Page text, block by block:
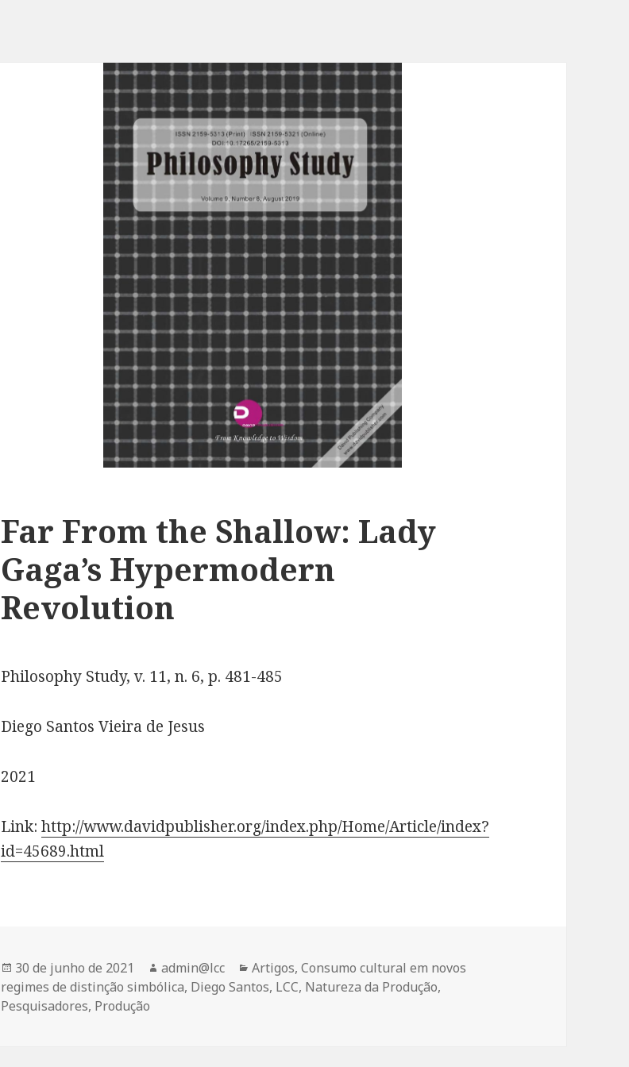
Far From the Shallow: Lady
Gaga’s Hypermodern
Revolution
Philosophy Study, v. 11, n. 6, p. 481-485
Diego Santos Vieira de Jesus
2021
Link:http://www.davidpublisher.org/index.php/Home/Article/index?
id=45689.html
Publicado
em
30 de junho de 2021 Autor
admin@lcc Categorias
Artigos,Consumo cultural em novos
regimes de distinção simbólica, Diego Santos, LCC, Natureza da Produção,
Pesquisadores, Produção